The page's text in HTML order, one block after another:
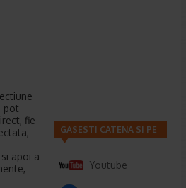
pot
fie
apoi a
GASESTI CATENA SI PE
Youtube